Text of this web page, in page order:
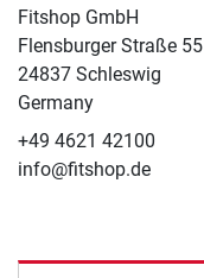
Fitshop GmbH
Flensburger Straße 55
24837 Schleswig
Germany
+49 4621 42100
info@fitshop.de